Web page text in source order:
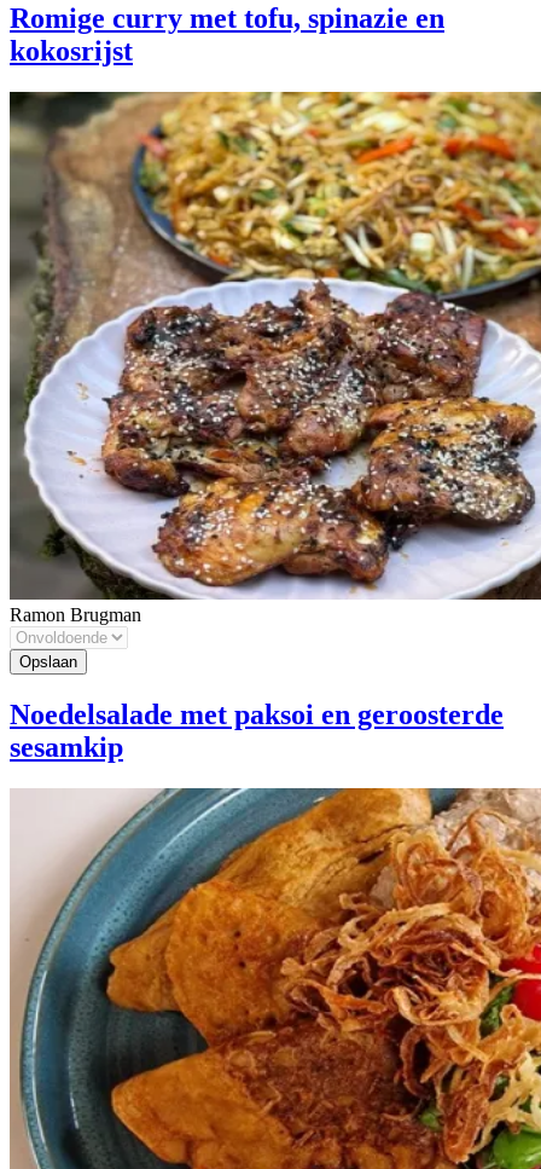
Romige curry met tofu, spinazie en
kokosrijst
Ramon Brugman
Noedelsalade met paksoi en geroosterde
sesamkip